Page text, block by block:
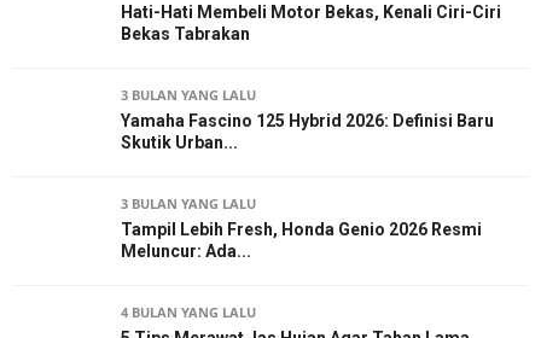
Hati-Hati Membeli Motor Bekas, Kenali Ciri-Ciri
Bekas Tabrakan
3 BULAN YANG LALU
Yamaha Fascino 125 Hybrid 2026: Definisi Baru
Skutik Urban...
3 BULAN YANG LALU
Tampil Lebih Fresh, Honda Genio 2026 Resmi
Meluncur: Ada...
4 BULAN YANG LALU